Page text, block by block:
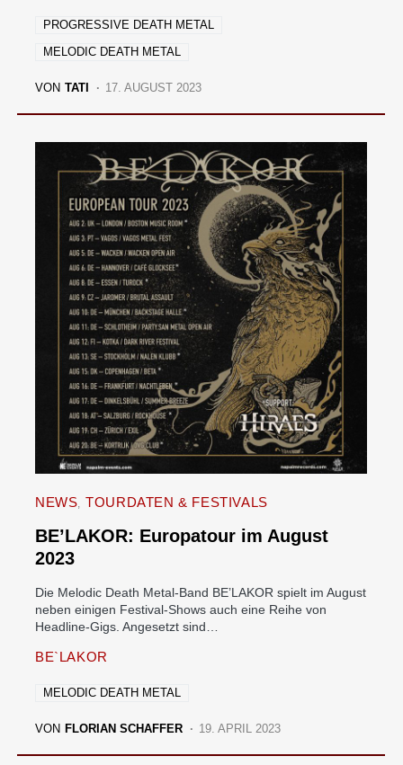
PROGRESSIVE DEATH METAL
MELODIC DEATH METAL
VON TATI 17. AUGUST 2023
NEWS TOURDATEN & FESTIVALS
BE’LAKOR: Europatour im August
2023
Die Melodic Death Metal-Band BE’LAKOR spielt im August
neben einigen Festival-Shows auch eine Reihe von
Headline-Gigs. Angesetzt sind…
BE`LAKOR
MELODIC DEATH METAL
VON FLORIAN SCHAFFER 19. APRIL 2023